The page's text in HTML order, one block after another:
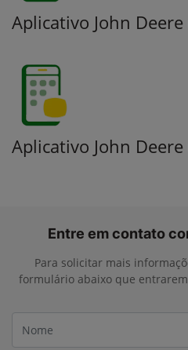
Aplicativo John Deere
Aplicativo John
Entre em contato
Para solicitar mais
formulário abaixo que